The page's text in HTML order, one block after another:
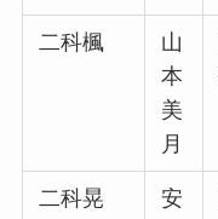
二科楓
山
本
美
月
二科晃
安